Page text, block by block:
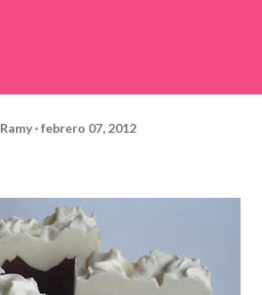
Ramy febrero 07, 2012